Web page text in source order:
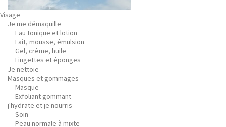
Visage
Je me démaquille
Eau tonique et lotion
Lait, mousse, émulsion
Gel, crème, huile
Lingettes et éponges
Je nettoie
Masques et gommages
Masque
Exfoliant gommant
j'hydrate et je nourris
Soin
Peau normale à mixte